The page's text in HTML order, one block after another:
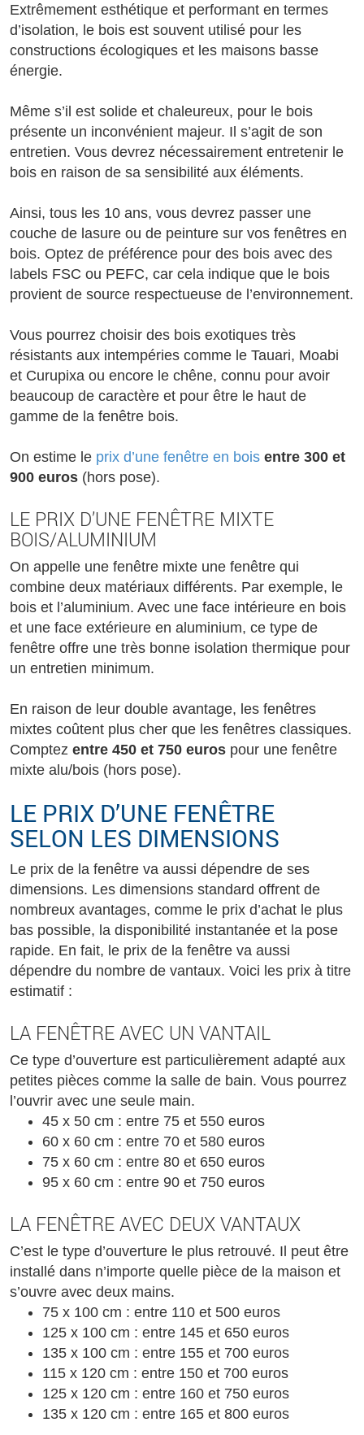
Extrêmement esthétique et performant en termes
d’isolation, le bois est souvent utilisé pour les
constructions écologiques et les maisons basse
énergie.
Même s’il est solide et chaleureux, pour le bois
présente un inconvénient majeur. Il s’agit de son
entretien. Vous devrez nécessairement entretenir le
bois en raison de sa sensibilité aux éléments.
Ainsi, tous les 10 ans, vous devrez passer une
couche de lasure ou de peinture sur vos fenêtres en
bois. Optez de préférence pour des bois avec des
labels FSC ou PEFC, car cela indique que le bois
provient de source respectueuse de l’environnement.
Vous pourrez choisir des bois exotiques très
résistants aux intempéries comme le Tauari, Moabi
et Curupixa ou encore le chêne, connu pour avoir
beaucoup de caractère et pour être le haut de
gamme de la fenêtre bois.
On estime le prix d’une fenêtre en bois entre 300 et
900 euros (hors pose).
LE PRIX D’UNE FENÊTRE MIXTE
BOIS/ALUMINIUM
On appelle une fenêtre mixte une fenêtre qui
combine deux matériaux différents. Par exemple, le
bois et l’aluminium. Avec une face intérieure en bois
et une face extérieure en aluminium, ce type de
fenêtre offre une très bonne isolation thermique pour
un entretien minimum.
En raison de leur double avantage, les fenêtres
mixtes coûtent plus cher que les fenêtres classiques.
Comptez entre 450 et 750 euros pour une fenêtre
mixte alu/bois (hors pose).
LE PRIX D’UNE FENÊTRE
SELON LES DIMENSIONS
Le prix de la fenêtre va aussi dépendre de ses
dimensions. Les dimensions standard offrent de
nombreux avantages, comme le prix d’achat le plus
bas possible, la disponibilité instantanée et la pose
rapide. En fait, le prix de la fenêtre va aussi
dépendre du nombre de vantaux. Voici les prix à titre
estimatif :
LA FENÊTRE AVEC UN VANTAIL
Ce type d’ouverture est particulièrement adapté aux
petites pièces comme la salle de bain. Vous pourrez
l’ouvrir avec une seule main.
45 x 50 cm : entre 75 et 550 euros
60 x 60 cm : entre 70 et 580 euros
75 x 60 cm : entre 80 et 650 euros
95 x 60 cm : entre 90 et 750 euros
LA FENÊTRE AVEC DEUX VANTAUX
C’est le type d’ouverture le plus retrouvé. Il peut être
installé dans n’importe quelle pièce de la maison et
s’ouvre avec deux mains.
75 x 100 cm : entre 110 et 500 euros
125 x 100 cm : entre 145 et 650 euros
135 x 100 cm : entre 155 et 700 euros
115 x 120 cm : entre 150 et 700 euros
125 x 120 cm : entre 160 et 750 euros
135 x 120 cm : entre 165 et 800 euros